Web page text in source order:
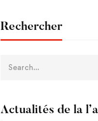
Rechercher
Actualités de la